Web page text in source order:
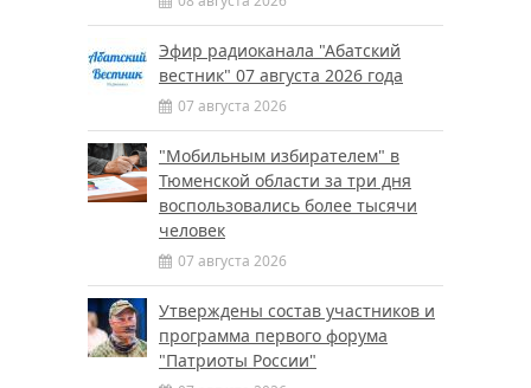
Эфир радиоканала "Абатский
вестник" 07 августа 2026 года
07 августа 2026
"Мобильным избирателем" в
Тюменской области за три дня
воспользовались более тысячи
человек
07 августа 2026
Утверждены состав участников и
программа первого форума
"Патриоты России"